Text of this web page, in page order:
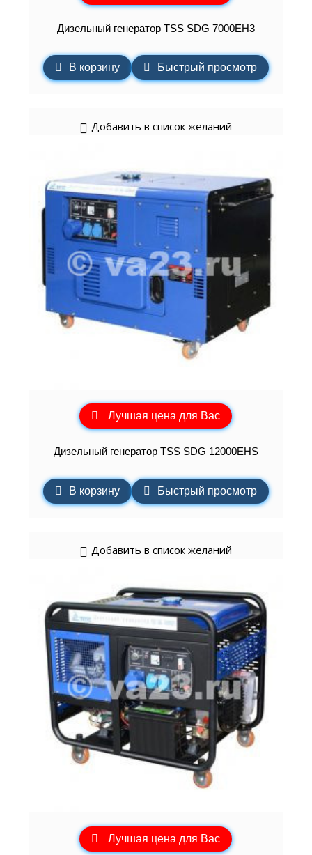
Дизельный генератор TSS SDG 7000EH3
В корзину Быстрый просмотр
Добавить в список желаний
Лучшая цена для Вас
Дизельный генератор TSS SDG 12000EHS
В корзину Быстрый просмотр
Добавить в список желаний
Лучшая цена для Вас